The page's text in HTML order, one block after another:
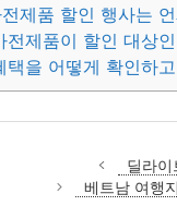
제품 할인 행사는
전제품이 할인 대상
택을 어떻게 확인하
딜라이
베트남 여행